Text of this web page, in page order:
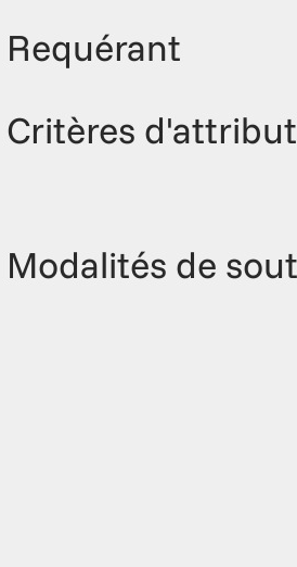
Requérant
Critères
Modalités de